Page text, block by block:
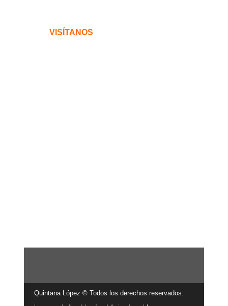
VISÍTANOS
Quintana López © Todos los derechos reservados.